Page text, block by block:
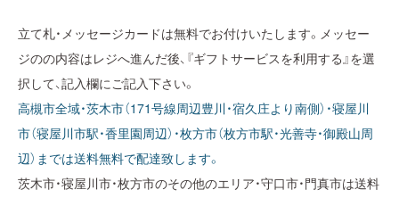
立て札・メッセージカードは無料でお付けいたします。メッセー
ジのの内容はレジへ進んだ後、『ギフトサービスを利用する』を選
択して、記入欄にご記入下さい。
高槻市全域・茨木市（171号線周辺豊川・宿久庄より南側）・寝屋川
市（寝屋川市駅・香里園周辺）・枚方市（枚方市駅・光善寺・御殿山周
辺）までは送料無料で配達致します。
茨木市・寝屋川市・枚方市のその他のエリア・守口市・門真市は送料